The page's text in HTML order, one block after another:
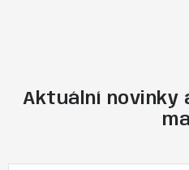
Aktuální novinky